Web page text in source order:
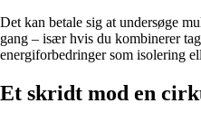
Det kan betale sig at undersøge
gang – især hvis du kombinerer
energiforbedringer som isolering
Et skridt mod en